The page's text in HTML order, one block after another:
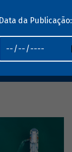
Data da Publicação: